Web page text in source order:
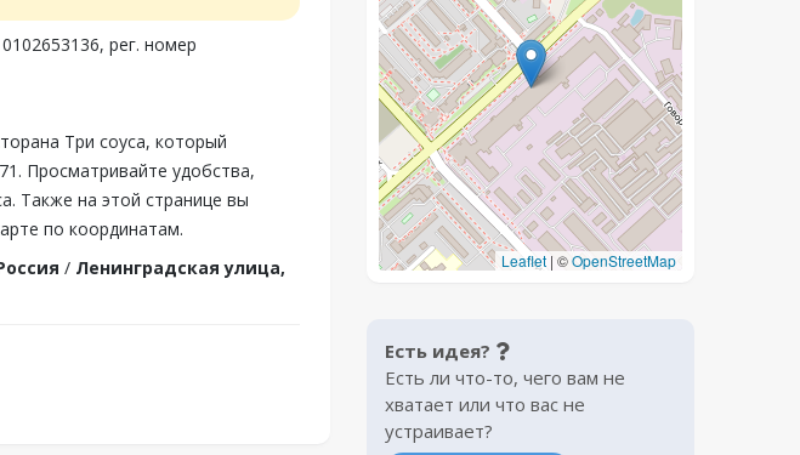
рег. номер
Три соуса, который
Просматривайте удобства,
Также на этой странице вы
по координатам.
/ Ленинградская улица,
Leaflet | ©OpenStreetMap
Есть идея?
Есть ли что-то, чего вам не
хватает или что вас не
устраивает?